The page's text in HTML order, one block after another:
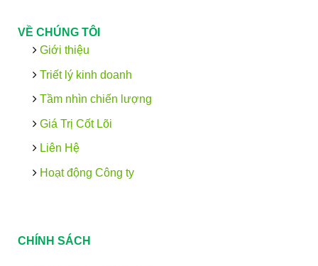
VỀ CHÚNG TÔI
Giới thiệu
Triết lý kinh doanh
Tầm nhìn chiến lượng
Giá Trị Cốt Lõi
Liên Hệ
Hoạt động Công ty
CHÍNH SÁCH